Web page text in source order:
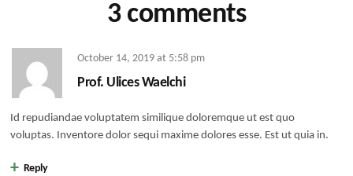
3 comments
October 14, 2019 at 5:58 pm
Prof. Ulices Waelchi
Id repudiandae voluptatem similique doloremque ut est quo
voluptas. Inventore dolor sequi maxime dolores esse. Est ut quia in.
Reply